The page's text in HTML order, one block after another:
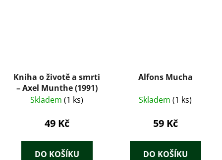
Kniha o životě a smrti
– Axel Munthe (1991)
Skladem (1 ks)
49 Kč
DO KOŠÍKU
Alfons Mucha
Skladem (1 ks)
59 Kč
DO KOŠÍKU